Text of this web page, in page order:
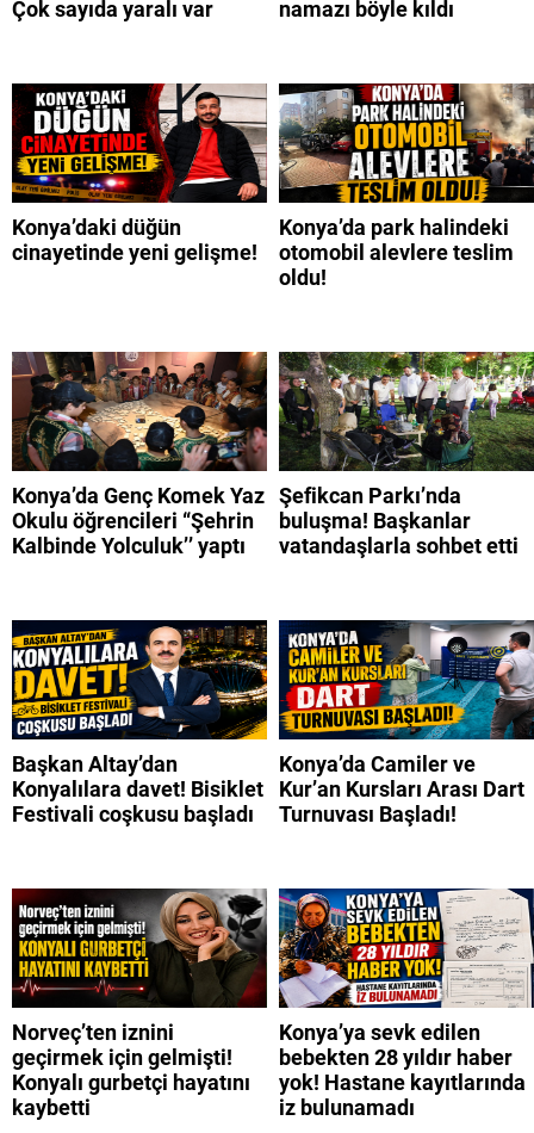
Çok sayıda yaralı var
namazı böyle kıldı
Konya’daki düğün
cinayetinde yeni gelişme!
Konya’da park halindeki
otomobil alevlere teslim
oldu!
Konya’da Genç Komek Yaz
Okulu öğrencileri “Şehrin
Kalbinde Yolculuk’’ yaptı
Şefikcan Parkı’nda
buluşma! Başkanlar
vatandaşlarla sohbet etti
Başkan Altay’dan
Konyalılara davet! Bisiklet
Festivali coşkusu başladı
Konya’da Camiler ve
Kur’an Kursları Arası Dart
Turnuvası Başladı!
Norveç’ten iznini
geçirmek için gelmişti!
Konyalı gurbetçi hayatını
kaybetti
Konya’ya sevk edilen
bebekten 28 yıldır haber
yok! Hastane kayıtlarında
iz bulunamadı